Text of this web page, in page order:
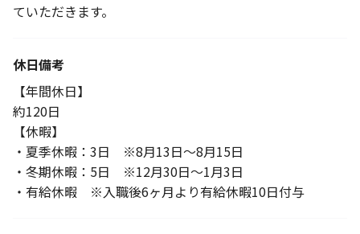
ていただきます。
休日備考
【年間休日】
約120日
【休暇】
・夏季休暇：3日 ※8月13日～8月15日
・冬期休暇：5日 ※12月30日～1月3日
・有給休暇 ※入職後6ヶ月より有給休暇10日付与